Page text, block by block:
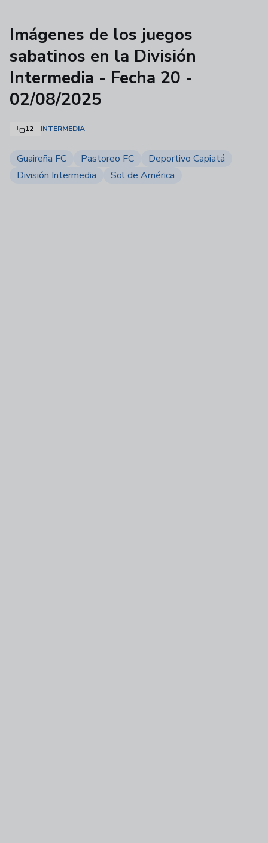
Imágenes de los juegos
sabatinos en la División
Intermedia - Fecha 20 -
02/08/2025
12 INTERMEDIA
Guaireña FC Pastoreo FC
Deportivo Capiatá
División Intermedia
Sol de América